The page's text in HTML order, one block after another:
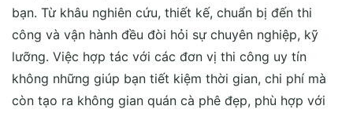
bạn. Từ khâu nghiên cứu, thiết kế, chuẩn bị đến thi
công và vận hành đều đòi hỏi sự chuyên nghiệp, kỹ
lưỡng. Việc hợp tác với các đơn vị thi công uy tín
không những giúp bạn tiết kiệm thời gian, chi phí mà
còn tạo ra không gian quán cà phê đẹp, phù hợp với